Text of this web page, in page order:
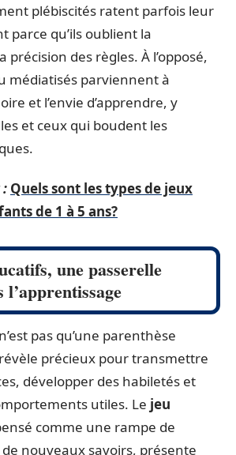
plébiscités ratent parfois leur
parce qu’ils oublient la
précision des règles. À l’opposé,
médiatisés parviennent à
et l’envie d’apprendre, y
et ceux qui boudent les
: Quels sont les types de jeux
de 1 à 5 ans?
une passerelle
pas qu’une parenthèse
précieux pour transmettre
développer des habiletés et
utiles. Le jeu
comme une rampe de
nouveaux savoirs, présente